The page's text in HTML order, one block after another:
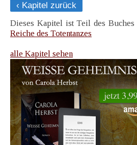
‹ Kapitel zurück
Dieses Kapitel ist Teil des Buches
Reiche des Totentanzes
alle Kapitel sehen